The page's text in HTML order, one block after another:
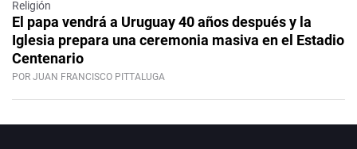
Religión
El papa vendrá a Uruguay 40 años después y la
Iglesia prepara una ceremonia masiva en el Estadio
Centenario
POR JUAN FRANCISCO PITTALUGA